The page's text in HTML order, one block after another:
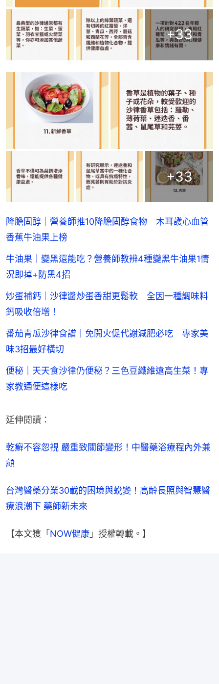
+33
+33
降膽固醇｜營養師推10降膽固醇食物 木耳護心血管
香蕉牛油果上榜
牛油果｜變黑還能吃？營養師教辨4種變黑牛油果1情
況即掉+防黑4招
炒蛋補鈣｜沙律醬炒蛋香甜更鬆軟 全因一種調味料
鈣吸收倍增！
番茄青瓜沙律食譜｜免開火促代謝減肥必吃 專家美
味3招最好橫切
便秘｜天天食沙律仍便秘？三色豆纖維遠高生菜！專
家教通便這樣吃
延伸閱讀：
乾癬不容忽視 嚴重致關節變形！中醫藥浴療程內外兼
顧
台灣醫藥分業30載的困境與蛻變！高齡長照與智慧醫
療浪潮下 藥師新未來
【本文獲「 NOW健康 」授權轉載。】